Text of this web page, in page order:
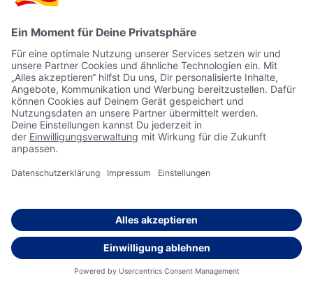
Meta Pixel (ehemals Facebook Pixel)
Rahmen des Besuchs der sozialen Netzwerke Facebook und
Instagram interessenbezogene Werbeanzeigen („Ads“) in
diesen Netzwerken und im angeschlossenen Werbenetzwerk
(Audience Network), d.h. auch auf anderen Online-Auftritten,
zu präsentieren. Ebenso wird die Auswirkung dieser
Werbeanzeigen auf die Conversions gemessen und optimiert.
Hierbei nutzen wir auch die websitebasierte Custom Audience-
Zielgruppen zu teilen. Es werden dabei ausschließlich Namen
und Größen von Zielgruppen geteilt, um eine
interessensgerechte Ausspielung von Anzeigen zu
ermöglichen. Es werden keinerlei personenbezogene